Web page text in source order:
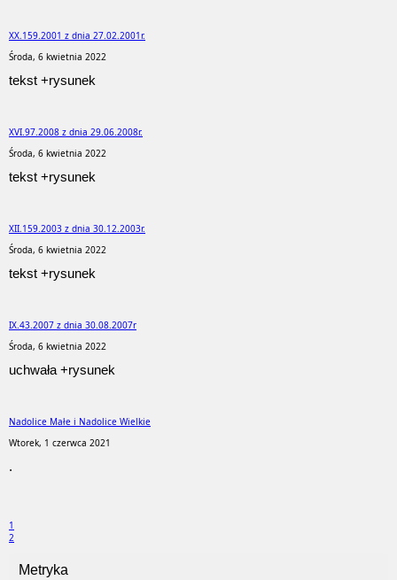
XX.159.2001 z dnia 27.02.2001r.
Środa, 6 kwietnia 2022
tekst +rysunek
XVI.97.2008 z dnia 29.06.2008r.
Środa, 6 kwietnia 2022
tekst +rysunek
XII.159.2003 z dnia 30.12.2003r.
Środa, 6 kwietnia 2022
tekst +rysunek
IX.43.2007 z dnia 30.08.2007r
Środa, 6 kwietnia 2022
uchwała +rysunek
Nadolice Małe i Nadolice Wielkie
Wtorek, 1 czerwca 2021
.
1
2
Metryka